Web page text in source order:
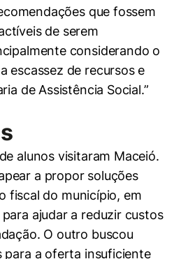
que fossem
de serem
considerando o
escassez de recursos e
de Assistência Social.”
alunos visitaram Maceió.
a propor soluções
fiscal do município, em
ajudar a reduzir custos
O outro buscou
para a oferta insuficiente